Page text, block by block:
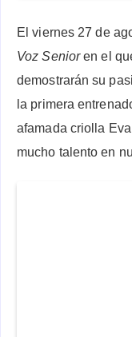
El viernes 27 de
Voz Senioren el
demostrarán su
la primera
afamada criolla
mucho talento en